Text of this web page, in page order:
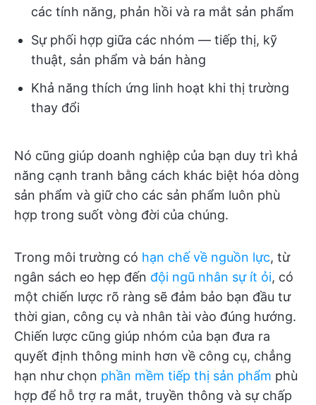
các tính năng, phản hồi và ra mắt sản phẩm
Sự phối hợp giữa các nhóm — tiếp thị, kỹ
thuật, sản phẩm và bán hàng
Khả năng thích ứng linh hoạt khi thị trường
thay đổi
Nó cũng giúp doanh nghiệp của bạn duy trì khả
năng cạnh tranh bằng cách khác biệt hóa dòng
sản phẩm và giữ cho các sản phẩm luôn phù
hợp trong suốt vòng đời của chúng.
Trong môi trường có hạn chế về nguồn lực, từ
ngân sách eo hẹp đến đội ngũ nhân sự ít ỏi, có
một chiến lược rõ ràng sẽ đảm bảo bạn đầu tư
thời gian, công cụ và nhân tài vào đúng hướng.
Chiến lược cũng giúp nhóm của bạn đưa ra
quyết định thông minh hơn về công cụ, chẳng
hạn như chọn phần mềm tiếp thị sản phẩm phù
hợp để hỗ trợ ra mắt, truyền thông và sự chấp